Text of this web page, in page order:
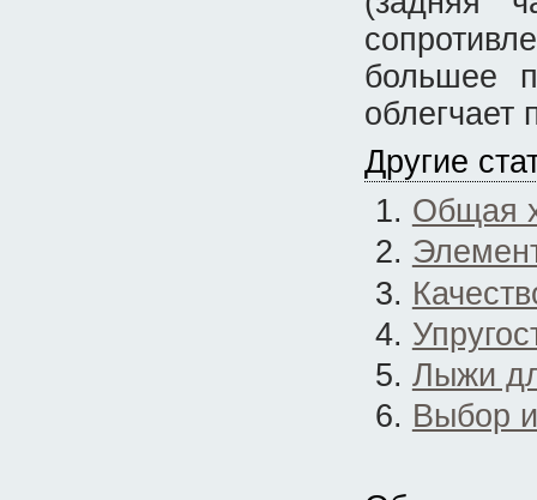
большее
облегчает
Другие
Общая
Лыжи
Выбор